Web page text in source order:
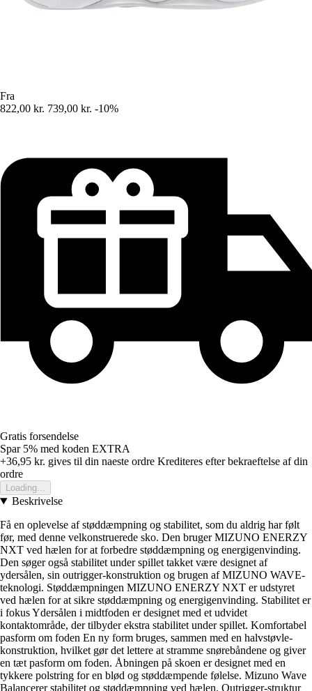
Fra
822,00 kr. 739,00 kr. -10%
Gratis forsendelse
Spar 5% med koden EXTRA
+36,95 kr. gives til din naeste ordre Krediteres efter bekraeftelse af din
ordre
Loading...
Beskrivelse
Få en oplevelse af støddæmpning og stabilitet, som du aldrig har følt
før, med denne velkonstruerede sko. Den bruger MIZUNO ENERZY
NXT ved hælen for at forbedre støddæmpning og energigenvinding.
Den søger også stabilitet under spillet takket være designet af
ydersålen, sin outrigger-konstruktion og brugen af MIZUNO WAVE-
teknologi. Støddæmpningen MIZUNO ENERZY NXT er udstyret
ved hælen for at sikre støddæmpning og energigenvinding. Stabilitet er
i fokus Ydersålen i midtfoden er designet med et udvidet
kontaktområde, der tilbyder ekstra stabilitet under spillet. Komfortabel
pasform om foden En ny form bruges, sammen med en halvstøvle-
konstruktion, hvilket gør det lettere at stramme snørebåndene og giver
en tæt pasform om foden. Åbningen på skoen er designet med en
tykkere polstring for en blød og støddæmpende følelse. Mizuno Wave
Balancerer stabilitet og støddæmpning ved hælen. Outrigger-struktur